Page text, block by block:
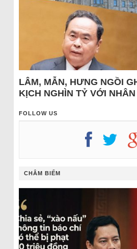
LÂM, MẪN, HƯNG NGỒI
KỊCH NGHÌN TỶ VỚI
FOLLOW US
CHÂM BIẾM